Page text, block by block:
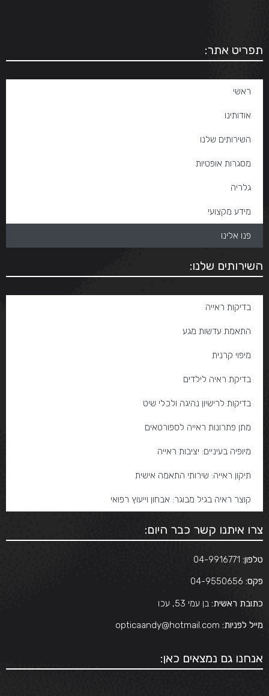
תפריט אתר:
ראשי
אודותינו
השירותים שלנו
מסגרות אופטיות
גלריה
מידע מקצועי
פנו אלינו
השירותים שלנו:
בדיקות ראייה
התאמת עדשות מגע
מיפוי קרנית
בדיקת ראיה לילדים
בדיקות לרישיון נהיגה ולכלי שיט
מתן פתרונות ראייה לספורטאים
מיופיה בעיניים: יציבות ראייה
תיקון ראייה: שירותי התאמה אישית
קוצר ראיה בגיל מבוגר: אבחון וייעוץ רפואי
צרו איתנו קשר כבר היום:
טלפון: 04-9916771
פקס: 04-9550656
כתובת ראשית: בן עמי 53, עכו
מייל לפניות: opticaandy@hotmail.com
אנחנו גם נמצאים כאן: